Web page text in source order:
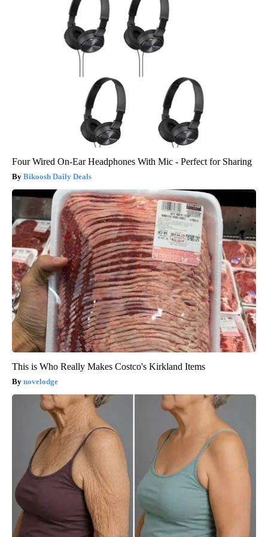
Four Wired On-Ear Headphones With Mic - Perfect for Sharing
Bikoosh Daily Deals
This is Who Really Makes Costco's Kirkland Items
novelodge